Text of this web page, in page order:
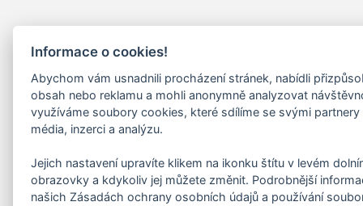
Informace o cookies!
Abychom vám usnadnili procházení stránek, nabídli
obsah nebo reklamu a mohli anonymně analyzovat
využíváme soubory cookies, které sdílíme se svými
média, inzerci a analýzu.
Jejich nastavení upravíte klikem na ikonku štítu v levém
obrazovky a kdykoliv jej můžete změnit. Podrobnější
našich Zásadách ochrany osobních údajů a používání